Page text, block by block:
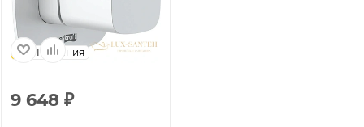
Германия
9 648 ₽